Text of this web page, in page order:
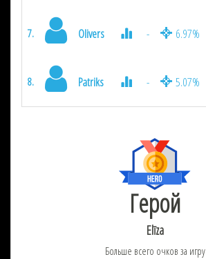
7. Olivers - 6.97%
8. Patriks - 5.07%
Герой
Elīza
Больше всего очков за игру